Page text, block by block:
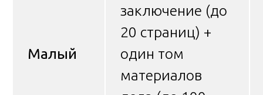
Малый
заключение (до
20 страниц) +
один том
материалов